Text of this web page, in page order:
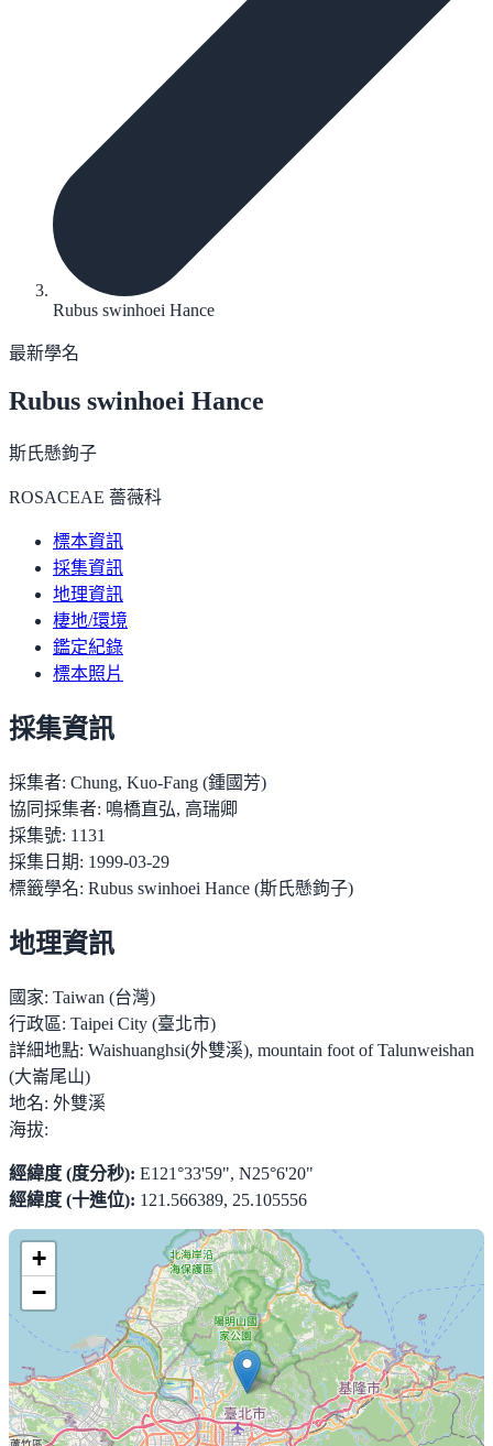
Rubus swinhoei Hance
最新學名
Rubus swinhoei Hance
斯氏懸鉤子
ROSACEAE 薔薇科
標本資訊
採集資訊
地理資訊
棲地/環境
鑑定紀錄
標本照片
採集資訊
採集者: Chung, Kuo-Fang (鍾國芳)
協同採集者: 鳴橋直弘, 高瑞卿
採集號: 1131
採集日期: 1999-03-29
標籤學名: Rubus swinhoei Hance (斯氏懸鉤子)
地理資訊
國家: Taiwan (台灣)
行政區: Taipei City (臺北市)
詳細地點: Waishuanghsi(外雙溪), mountain foot of Talunweishan
(大崙尾山)
地名: 外雙溪
海拔:
經緯度 (度分秒): E121°33'59", N25°6'20"
經緯度 (十進位): 121.566389, 25.105556
+
−